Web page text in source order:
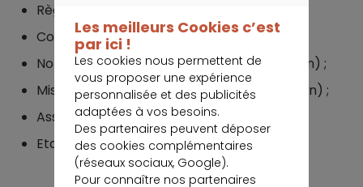
Règlement par chèque ;
Commissions d'intervention ;
Nombre de virements occasionnels (par an) ;
Mise en place de prélèvement SEPA (par an) ;
Assurance des moyens de paiement ;
Etc.
Les meilleurs Cookies c’est
par ici !
Les cookies nous permettent de
vous proposer une expérience
personnalisée et des publicités
adaptées à vos besoins.
Des partenaires peuvent déposer
des cookies complémentaires
(réseaux sociaux, Google).
Pour connaître nos partenaires